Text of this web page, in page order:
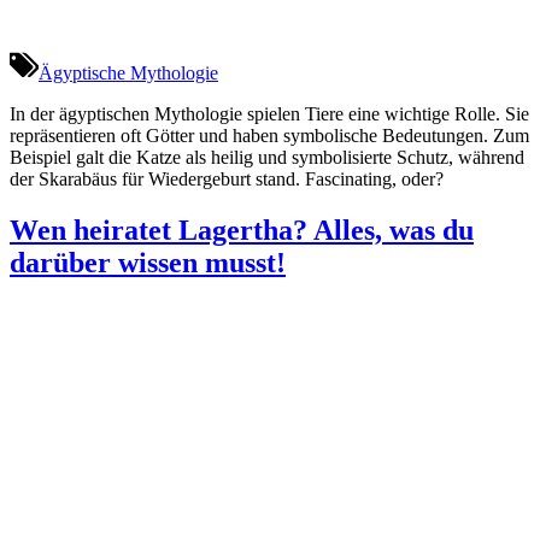
Ägyptische Mythologie
In der ägyptischen Mythologie spielen Tiere eine wichtige Rolle. Sie
repräsentieren oft Götter und haben symbolische Bedeutungen. Zum
Beispiel galt die Katze als heilig und symbolisierte Schutz, während
der Skarabäus für Wiedergeburt stand. Fascinating, oder?
Wen heiratet Lagertha? Alles, was du
darüber wissen musst!